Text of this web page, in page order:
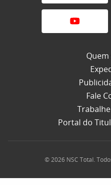
Fale
Portal do
© 2026 NSC Total.